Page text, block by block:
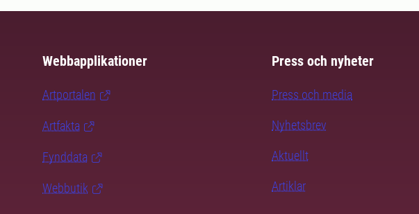
Webbapplikationer
Artportalen
Artfakta
Fynddata
Webbutik
Press och nyheter
Press och media
Nyhetsbrev
Aktuellt
Artiklar